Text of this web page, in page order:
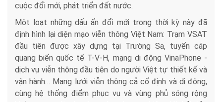
cuộc đổi mới, phát triển đất nước.
Một loạt những dấu ấn đổi mới trong thời kỳ này đã
định hình lại diện mạo viễn thông Việt Nam: Trạm VSAT
đầu tiên được xây dựng tại Trường Sa, tuyến cáp
quang biển quốc tế T-V-H, mạng di động VinaPhone -
dịch vụ viễn thông đầu tiên do người Việt tự thiết kế và
vận hành… Mạng lưới viễn thông cả cố định và di động,
cùng hệ thống điểm phục vụ và vùng phủ sóng rộng